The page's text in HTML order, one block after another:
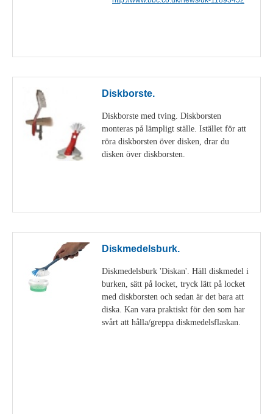
Diskborste.
Diskborste med tving. Diskborsten
monteras på lämpligt ställe. Istället för att
röra diskborsten över disken, drar du
disken över diskborsten.
Diskmedelsburk.
Diskmedelsburk 'Diskan'. Häll diskmedel i
burken, sätt på locket, tryck lätt på locket
med diskborsten och sedan är det bara att
diska. Kan vara praktiskt för den som har
svårt att hålla/greppa diskmedelsflaskan.